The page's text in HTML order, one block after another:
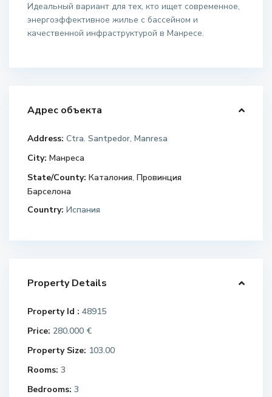
Идеальный вариант для тех, кто ищет современное,
энергоэффективное жилье с бассейном и
качественной инфраструктурой в Манресе.
Адрес объекта
Address: Ctra. Santpedor, Manresa
City: Манреса
State/County: Каталония,Провинция
Барселона
Country: Испания
Property Details
Property Id : 48915
Price: 280.000 €
Property Size: 103.00
Rooms: 3
Bedrooms: 3